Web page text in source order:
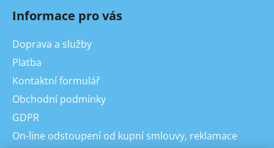
Informace pro vás
Doprava a služby
Platba
Kontaktní formulář
Obchodní podmínky
GDPR
On-line odstoupení od kupní smlouvy, reklamace